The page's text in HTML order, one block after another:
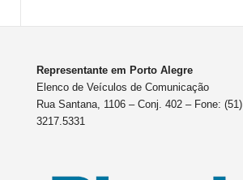
Representante em Porto Alegre
Elenco de Veículos de Comunicação
Rua Santana, 1106 – Conj. 402 – Fone: (51)
3217.5331